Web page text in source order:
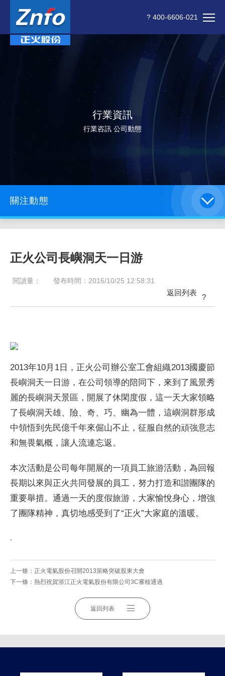
? 400-6606-021
行業資訊
行業咨訊 公司動態
關注動態
正火公司長嶼洞天一日游
閱讀量： 發布時間：2016/10/25 12:58:31
?
返回列表
2013年10月1日，正火公司辦公室工會組織2013國慶節
長嶼洞天一日游，在公司領導的陪同下，來到了風景秀
麗的長嶼洞天景區，開展了休閑度假，這一天大家領略
了長嶼洞天雄、險、奇、巧、幽為一體，這嶼洞群形成
中領悟到先民億千年來倔山不止，征服自然的頑強意志
和無畏氣概，讓人流連忘返。
本次活動是公司每年開展的一項員工旅游活動，為回報
長期以來與正火共同發展的員工，努力打造和諧團隊的
重要舉措。通過一天的度假旅游，大家愉悅身心，增強
了團隊精神，真切地感受到了“正火”大家庭的溫暖。
上一條： 正火電氣股份召開2013策略突破股東大會
下一條： 熱烈祝賀浙江正火電氣股份有限公司3C審核通過
返回列表